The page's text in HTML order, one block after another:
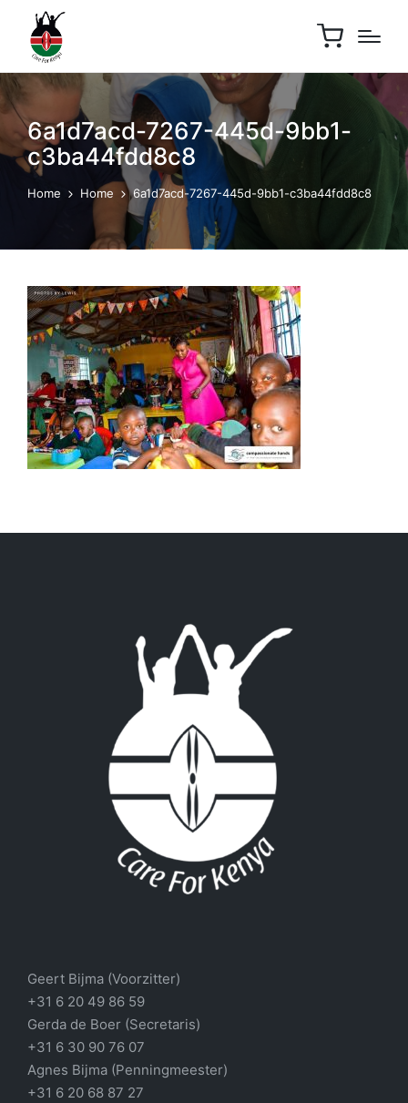
6a1d7acd-7267-445d-9bb1-
c3ba44fdd8c8
Home Home 6a1d7acd-7267-445d-9bb1-c3ba44fdd8c8
Geert Bijma (Voorzitter)
+31 6 20 49 86 59
Gerda de Boer (Secretaris)
+31 6 30 90 76 07
Agnes Bijma (Penningmeester)
+31 6 20 68 87 27